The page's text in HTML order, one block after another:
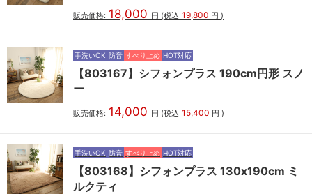
販売価格: 18,000 円 (税込 19,800 円 )
手洗いOK 防音 すべり止め HOT対応
【803167】シフォンプラス 190cm円形 スノ
ー
販売価格: 14,000 円 (税込 15,400 円 )
手洗いOK 防音 すべり止め HOT対応
【803168】シフォンプラス 130x190cm ミ
ルクティ